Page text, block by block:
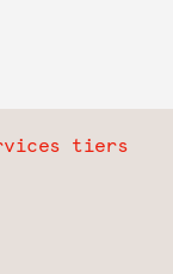
tiers